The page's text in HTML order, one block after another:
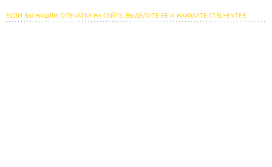
ЕСЛИ ВЫ НАШЛИ ОПЕЧАТКУ НА САЙТЕ, ВЫДЕЛИТЕ ЕЕ И НАЖМИТЕ CTRL+ENTER